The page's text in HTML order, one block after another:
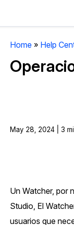
que se adapte a tus
Redacción a Pedido
Soluciones
Search
Home» Help
May 28, 2024 | 3
Un Watcher, por
Studio, El
usuarios que